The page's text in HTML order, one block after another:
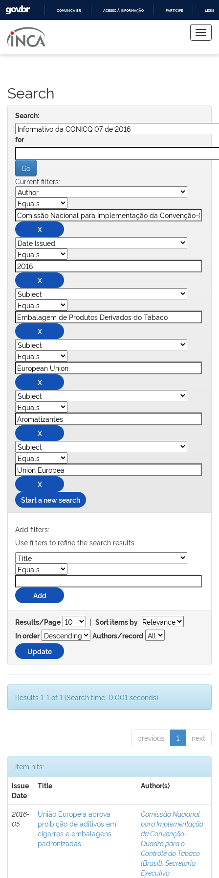
COMUNICA BR ACESSO À INFORMAÇÃO PARTICIPE
navigation
Search
Search:
for
Current filters:
Start a new search
Add filters:
Use filters to refine the search results.
Results/Page | Sort items by
In order
Authors/record
Results 1-1 of 1 (Search time: 0.001 seconds).
previous 1 next
Item hits:
Issue
Date
Title Author(s)
2016-
05
União Europeia aprova
proibição de aditivos em
cigarros e embalagens
padronizadas
Comissão Nacional
para Implementação
da Convenção-
Quadro para o
Controle do Tabaco
(Brasil). Secretaria
Executiva